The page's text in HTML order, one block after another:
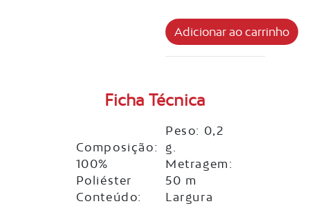
Ficha Técnica
Composição:
100%
Poliéster
Conteúdo:
Peso: 0,2
g.
Metragem:
50 m
Largura